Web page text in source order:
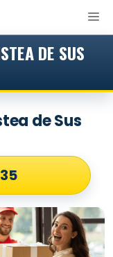
DE SUS
de Sus